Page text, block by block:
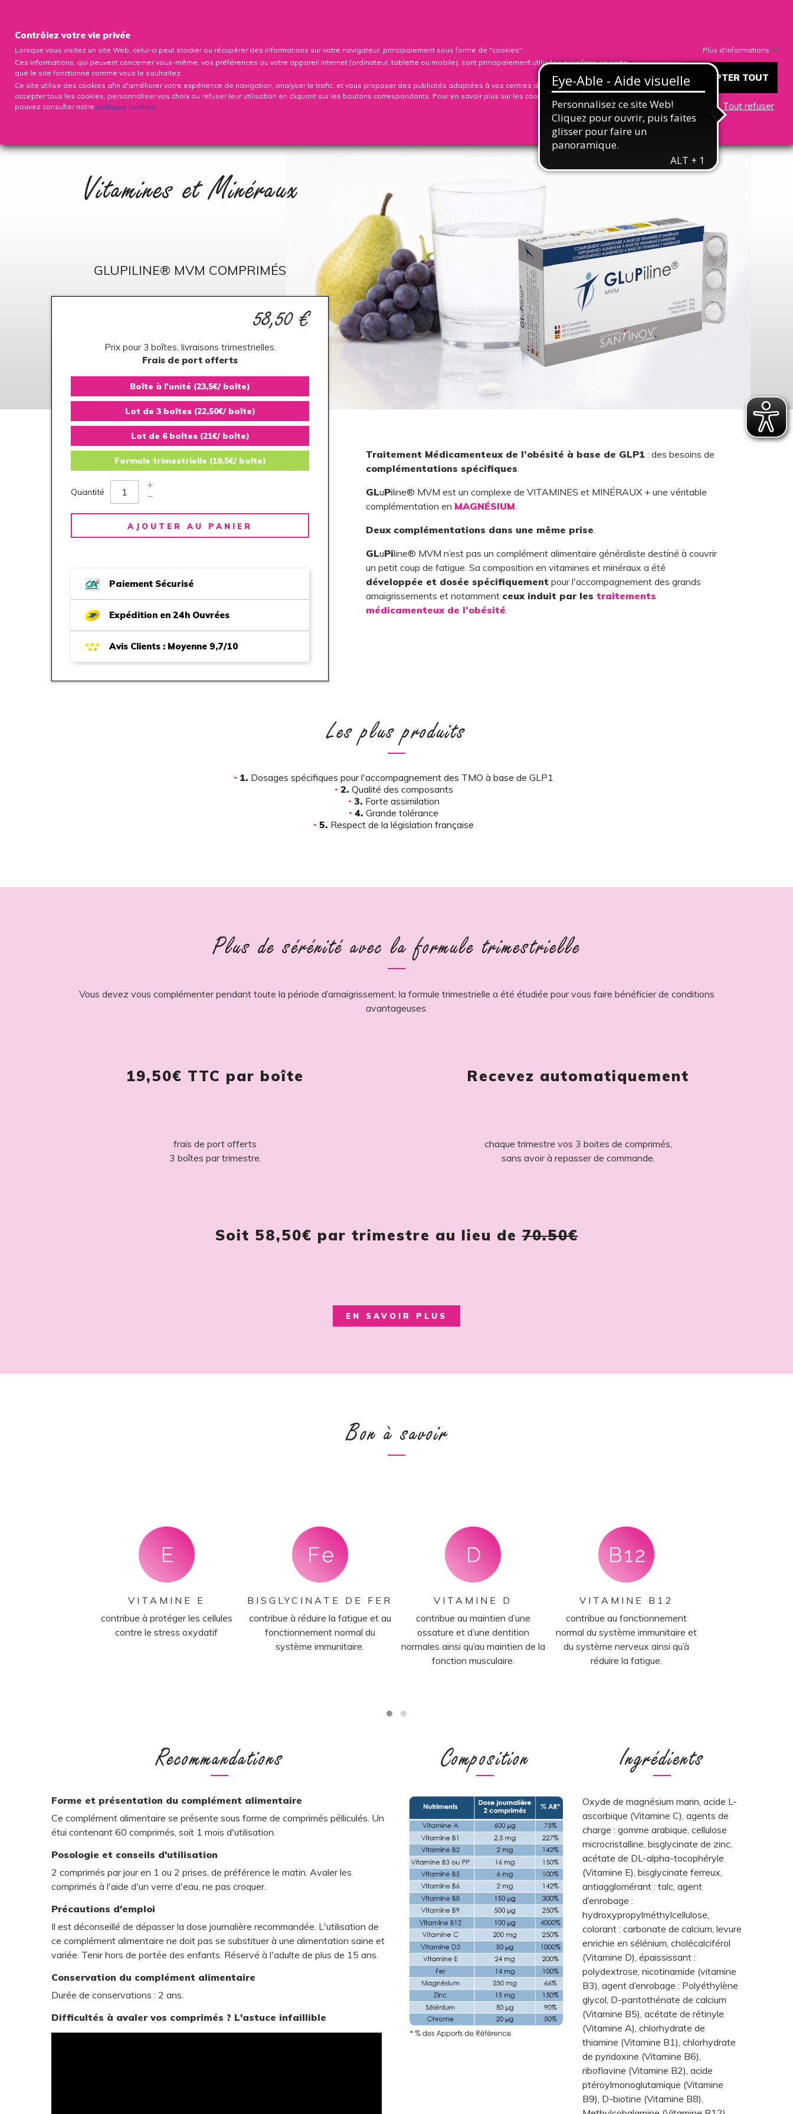
LA SOCIETE
Vitamines et Minéraux
GLUPILINE® MVM COMPRIMÉS
58,50 €
Prix pour 3 boîtes, livraisons trimestrielles.
Frais de port offerts
Boîte à l'unité (23,5€/ boîte)
Lot de 3 boîtes (22,50€/ boîte)
Lot de 6 boîtes (21€/ boîte)
Formule trimestrielle (19,5€/ boîte)
Quantité
AJOUTER AU PANIER
Paiement Sécurisé
Expédition en 24h Ouvrées
Avis Clients : Moyenne 9,7/10
Traitement Médicamenteux de l’obésité à base de GLP1 : des besoins de
complémentations spécifiques
GLuPiline® MVM est un complexe de VITAMINES et MINÉRAUX + une véritable
complémentation en MAGNÉSIUM
Deux complémentations dans une même prise
GLuPiline® MVM n’est pas un complément alimentaire généraliste destiné à couvrir
un petit coup de fatigue. Sa composition en vitamines et minéraux a été
développée et dosée spécifiquement pour l'accompagnement des grands
amaigrissements et notamment ceux induit par les traitements
médicamenteux de l’obésité
Les plus produits
1. Dosages spécifiques pour l'accompagnement des TMO à base de GLP1
2. Qualité des composants
3. Forte assimilation
4. Grande tolérance
5. Respect de la législation française
Plus de sérénité avec la formule trimestrielle
Vous devez vous complémenter pendant toute la période d’amaigrissement, la formule trimestrielle a été étudiée pour vous faire bénéficier de conditions
avantageuses.
19,50€ TTC par boîte
frais de port offerts
3 boîtes par trimestre.
Recevez automatiquement
chaque trimestre vos 3 boites de comprimés,
sans avoir à repasser de commande.
Soit 58,50€ par trimestre au lieu de70.50€
EN SAVOIR PLUS
Bon à savoir
VITAMINE E
contribue à protéger les cellules
contre le stress oxydatif
BISGLYCINATE DE FER
contribue à réduire la fatigue et au
fonctionnement normal du
système immunitaire.
VITAMINE D
contribue au maintien d’une
ossature et d’une dentition
normales ainsi qu’au maintien de la
fonction musculaire.
VITAMINE B12
contribue au fonctionnement
normal du système immunitaire et
du système nerveux ainsi qu’à
réduire la fatigue.
Recommandations
Forme et présentation du complément alimentaire
Ce complément alimentaire se présente sous forme de comprimés pélliculés. Un
étui contenant 60 comprimés, soit 1 mois d'utilisation.
Posologie et conseils d'utilisation
2 comprimés par jour en 1 ou 2 prises, de préférence le matin. Avaler les
comprimés à l'aide d'un verre d'eau, ne pas croquer.
Précautions d'emploi
Il est déconseillé de dépasser la dose journalière recommandée. L'utilisation de
ce complément alimentaire ne doit pas se substituer à une alimentation saine et
variée. Tenir hors de portée des enfants. Réservé à l'adulte de plus de 15 ans.
Conservation du complément alimentaire
Durée de conservations : 2 ans.
Difficultés à avaler vos comprimés ? L'astuce infaillible
Composition Ingrédients
Oxyde de magnésium marin, acide L-
ascorbique (Vitamine C), agents de
charge : gomme arabique, cellulose
microcristalline, bisglycinate de zinc,
acétate de DL-alpha-tocophéryle
(Vitamine E), bisglycinate ferreux,
antiagglomérant : talc, agent
d’enrobage :
hydroxypropylméthylcellulose,
colorant : carbonate de calcium, levure
enrichie en sélénium, cholécalciférol
(Vitamine D), épaississant :
polydextrose, nicotinamide (vitamine
B3), agent d’enrobage : Polyéthylène
glycol, D-pantothénate de calcium
(Vitamine B5), acétate de rétinyle
(Vitamine A), chlorhydrate de
thiamine (Vitamine B1), chlorhydrate
de pyridoxine (Vitamine B6),
riboflavine (Vitamine B2), acide
ptéroylmonoglutamique (Vitamine
B9), D-biotine (Vitamine B8),
Contrôlez votre vie privée
Lorsque vous visitez un site Web, celui-ci peut stocker ou récupérer des informations sur votre navigateur, principalement sous forme de "cookies".
Ces informations, qui peuvent concerner vous-même, vos préférences ou votre appareil Internet (ordinateur, tablette ou mobile), sont principalement utilisées pour faire en sorte
que le site fonctionne comme vous le souhaitez
Ce site utilise des cookies afin d'améliorer votre expérience de navigation, analyser le trafic, et vous proposer des publicités adaptées à vos centres d'intérêt. Vous pouvez
accepter tous les cookies, personnaliser vos choix ou refuser leur utilisation en cliquant sur les boutons correspondants. Pour en savoir plus sur les cookies que nous utilisons, vous
pouvez consulter notre politique cookies.
Plus d'informations
ACCEPTER TOUT
Tout refuser